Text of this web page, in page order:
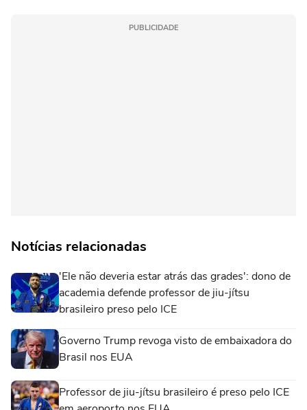
PUBLICIDADE
Notícias relacionadas
'Ele não deveria estar atrás das grades': dono de
academia defende professor de jiu-jítsu
brasileiro preso pelo ICE
Governo Trump revoga visto de embaixadora do
Brasil nos EUA
Professor de jiu-jítsu brasileiro é preso pelo ICE